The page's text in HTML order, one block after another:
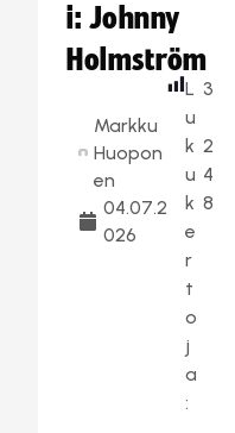
i: Johnny
Holmström
Markku
Huopon
en
04.07.2
026
L
u
k
u
k
e
r
t
o
j
a
:
3
2
4
8